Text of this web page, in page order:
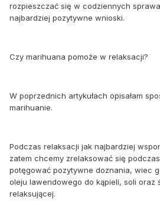
rozpieszczać się w codziennych
najbardziej pozytywne wnioski.
Czy marihuana pomoże w relaksacji?
W poprzednich artykułach opisałam
marihuanie.
Podczas relaksacji jak najbardziej
zatem chcemy zrelaksować się
potęgować pozytywne doznania, wiec
oleju lawendowego do kąpieli, soli oraz
relaksującej.